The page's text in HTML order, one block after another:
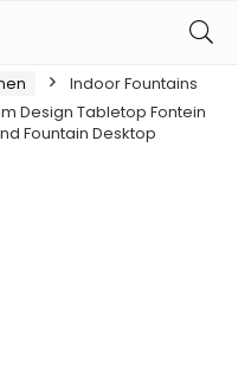
Indoor Fountains
Design Tabletop Fontein
Fountain Desktop